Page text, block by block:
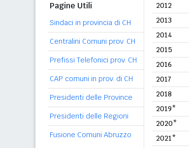
Pagine Utili
Sindaci in provincia di CH
Centralini Comuni prov. CH
Prefissi Telefonici prov. CH
CAP comuni in prov. di CH
Presidenti delle Province
Presidenti delle Regioni
Fusione Comuni Abruzzo
2012
2013
2014
2015
2016
2017
2018
2019*
2020*
2021*